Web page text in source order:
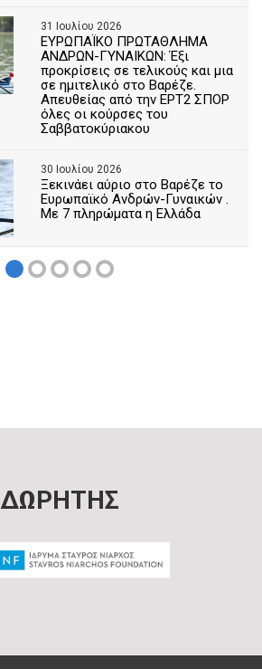
31 Ιουλίου 2026
ΕΥΡΩΠΑΪΚΟ ΠΡΩΤΑΘΛΗΜΑ
ΑΝΔΡΩΝ-ΓΥΝΑΙΚΩΝ: Έξι
προκρίσεις σε τελικούς και μια
σε ημιτελικό στο Βαρέζε.
Απευθείας από την ΕΡΤ2 ΣΠΟΡ
όλες οι κούρσες του
Σαββατοκύριακου
30 Ιουλίου 2026
Ξεκινάει αύριο στο Βαρέζε το
Ευρωπαϊκό Ανδρών-Γυναικών .
Με 7 πληρώματα η Ελλάδα
ΔΩΡΗΤΗΣ